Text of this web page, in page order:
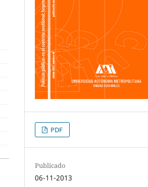
PDF
Publicado
06-11-2013